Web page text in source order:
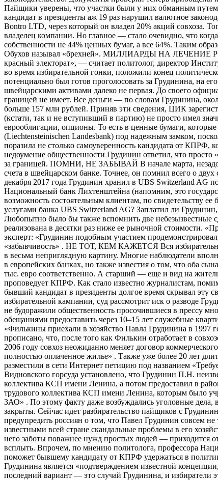
Пайщики уверены, что участки были у них обманным
кандидат в президенты аж 19 раз нарушил валютное
Bontro LTD, через который он владел 20% акций совхоза.
владелец компании. Но главное — стало очевидно, что
собственности не 44% ценных бумаг, а все 64%. Таким
Обухов называл «брехней». МИЛЛИАРДЫ НА ЛЕЧЕНИЕ
красный электорат», — считает политолог, директор
во время избирательной гонки, положили конец
потенциально был готов проголосовать за Грудинина, на
швейцарскими активами далеко не первая. До своего
границей не имеет. Все деньги — по словам Грудинина,
больше 157 млн рублей. Приняв эти сведения, ЦИК
(кстати, так и не вступивший в партию) не просто имел
еврооблигации, опционы. То есть в ценные бумаги,
(Liechtensteinischen Landesbank) под надежным замком,
поразила не столько самоуверенность кандидата от
недоумение общественности Грудинин ответил, что
за границей. ПОМНИ, НЕ ЗАБЫВАЙ В начале марта,
счета в швейцарском банке. Точнее, он помнил всего о
декабря 2017 года Грудинин хранил в UBS Switzerland AG
Национальный банк Лихтенштейна (напомним, это
возможность состоятельным клиентам, по свидетельству
услугами банка UBS Switzerland AG? Заплатил ли
Любопытно было бы также вспомнить две небезызвестные
реализована в десятки раз ниже ее рыночной стоимости.
эксперт: «Грудинин подобным участием
«забывчивость» . НЕ ТОТ, КЕМ КАЖЕТСЯ Вся
в весьма неприглядную картину. Многие наблюдатели
в европейских банках, но также известия о том, что оба
тыс. евро соответственно. А старший — еще и вид на
проповедует КПРФ. Как стало известно журналистам,
бывший кандидат в президенты долгое время скрывал эту
избирательной кампании, суд рассмотрит иск о разводе
не будоражили общественность просочившиеся в прессу
обещаниями предоставить через 10–15 лет служебные
«Филькины приехали в хозяйство Павла Грудинина в 1997
прописано, что, после того как Филькин отработает в
2006 году совхоз неожиданно меняет договор
полностью оплаченное жилье» . Также уже более 20 лет
разместили в сети Интернет петицию под названием
Видновского горсуда установлено, что Грудинин П.Н.
коллектива КСП имени Ленина, а потом предоставил в
трудового коллектива КСП имени Ленина, которым было
ЗАО» . По этому факту даже возбуждались уголовные дела,
закрыты. Сейчас идет разбирательство пайщиков с
предупредить россиян о том, что Павел Грудинин совсем
известными всей стране скандальные проблемы в его
него заботы поважнее нужд простых людей — приходится
всплыть. Впрочем, по мнению политолога, профессора
поможет бывшему кандидату от КПРФ удержаться в
Грудинина является «подтверждением известной
последний вариант — это случай Грудинина, и избиратели